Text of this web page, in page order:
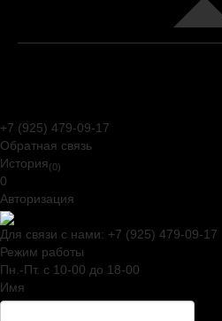
+7 (925) 479-09-17
Обратная связь
История(0)
0
Авторизация
Для связи с нами: +7 (925) 479-09-17
Режим работы
Пн.-Пт. c 10-00 до 18-00
Имя